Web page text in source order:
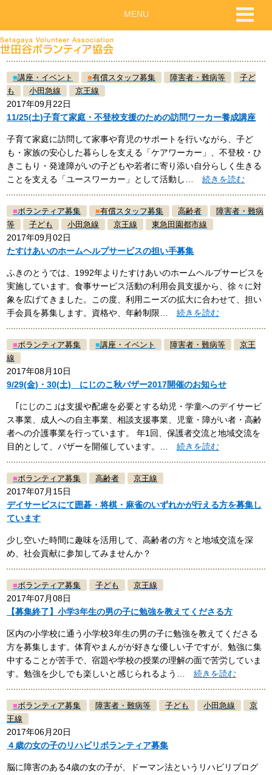
■講座・イベント ■有償スタッフ募集 障害者・難病等
子ど
も
小田急線 京王線
2017年09月22日
11/25(土)子育て家庭・不登校支援のための訪問ワーカー養成講座
子育て家庭に訪問して家事や育児のサポートを行いながら、子ど
も・家族の安心した暮らしを支える「ケアワーカー」、不登校・ひ
きこもり・発達障がいの子どもや若者に寄り添い自分らしく生きる
ことを支える「ユースワーカー」として活動し…続きを読む
■ボランティア募集 ■有償スタッフ募集 高齢者
障害者・難病
等
子ども 小田急線 京王線 東急田園都市線
2017年09月02日
たすけあいのホームヘルプサービスの担い手募集
ふきのとうでは、1992年よりたすけあいのホームヘルプサービスを
実施しています。食事サービス活動の利用会員支援から、徐々に対
象を広げてきました。この度、利用ニーズの拡大に合わせて、担い
手会員を募集します。資格や、年齢制限…続きを読む
■ボランティア募集 ■講座・イベント 障害者・難病等
京王
線
2017年08月10日
9/29(金)・30(土) にじのこ秋バザー2017開催のお知らせ
｢にじのこ｣は支援や配慮を必要とする幼児・学童へのデイサービ
ス事業、成人への自主事業、相談支援事業、児童・障がい者・高齢
者への介護事業を行っています。 年1回、保護者交流と地域交流を
目的として、バザーを開催しています。…続きを読む
■ボランティア募集 高齢者 京王線
2017年07月15日
デイサービスにて囲碁・将棋・麻雀のいずれかが行える方を募集し
ています
少し空いた時間に趣味を活用して、高齢者の方々と地域交流を深
め、社会貢献に参加してみませんか？
■ボランティア募集 子ども 京王線
2017年07月08日
【募集終了】小学3年生の男の子に勉強を教えてくださる方
区内の小学校に通う小学校3年生の男の子に勉強を教えてくださる
方を募集します。体育やまんがが好きな優しい子ですが、勉強に集
中することが苦手で、宿題や学校の授業の理解の面で苦労していま
す。勉強を少しでも楽しいと感じられるよう…続きを読む
■ボランティア募集 障害者・難病等 子ども 小田急線
京
王線
2017年06月20日
４歳の女の子のリハビリボランティア募集
脳に障害のある4歳の女の子が、ドーマン法というリハビリプログ
MENU